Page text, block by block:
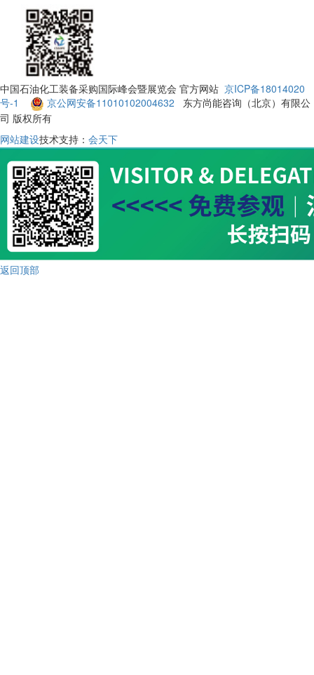
中国石油化工装备采购国际峰会暨展览会 官方网站 京ICP备18014020
号-1
京公网安备11010102004632 东方尚能咨询（北京）有限公
司 版权所有
网站建设技术支持： 会天下
返回顶部